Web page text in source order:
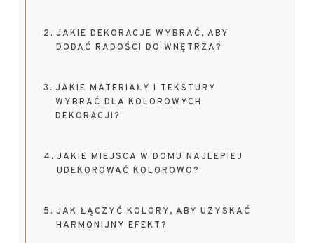
JAKIE DEKORACJE WYBRAĆ, ABY
DODAĆ RADOŚCI DO WNĘTRZA?
JAKIE MATERIAŁY I TEKSTURY
WYBRAĆ DLA KOLOROWYCH
DEKORACJI?
JAKIE MIEJSCA W DOMU NAJLEPIEJ
UDEKOROWAĆ KOLOROWO?
JAK ŁĄCZYĆ KOLORY, ABY UZYSKAĆ
HARMONIJNY EFEKT?